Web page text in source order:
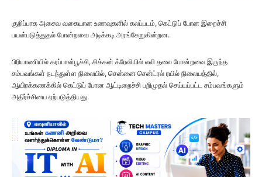
குறிப்பாக அசைவ வகையான உணவுகளில் கலப்படம், கெட்டுப் போன இறைச்சி
பயன்படுத்துதல் போன்றவை அடிக்கடி அரங்கேறுகின்றன.
பிரியாணியில் கரப்பான்பூச்சி, சிக்கன் க்ரேவியில் எலி தலை போன்றவை இருந்த
சம்பவங்கள் நடந்துள்ள நிலையில், சென்னை சென்ட்ரல் ரயில் நிலையத்தில்,
ஆயிரக்கணக்கில் கெட்டுப் போன ஆட்டிறைச்சி பறிமுதல் செய்யப்பட்ட சம்பவங்களும்
அதிர்ச்சியை ஏற்படுத்தியது.